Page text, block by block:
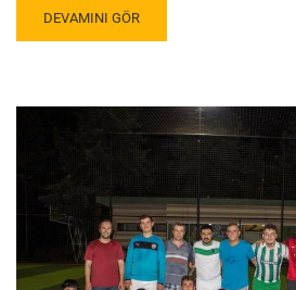
DEVAMINI GÖR